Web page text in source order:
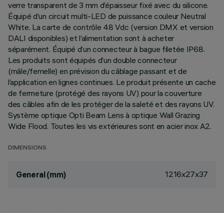
verre transparent de 3 mm d’épaisseur fixé avec du silicone.
Équipé d’un circuit multi-LED de puissance couleur Neutral
White. La carte de contrôle 48 Vdc (version DMX et version
DALI disponibles) et l’alimentation sont à acheter
séparément. Équipé d’un connecteur à bague filetée IP68.
Les produits sont équipés d’un double connecteur
(mâle/femelle) en prévision du câblage passant et de
l’application en lignes continues. Le produit présente un cache
de fermeture (protégé des rayons UV) pour la couverture
des câbles afin de les protéger de la saleté et des rayons UV.
Système optique Opti Beam Lens à optique Wall Grazing
Wide Flood. Toutes les vis extérieures sont en acier inox A2.
DIMENSIONS
General (mm) 1216x27x37